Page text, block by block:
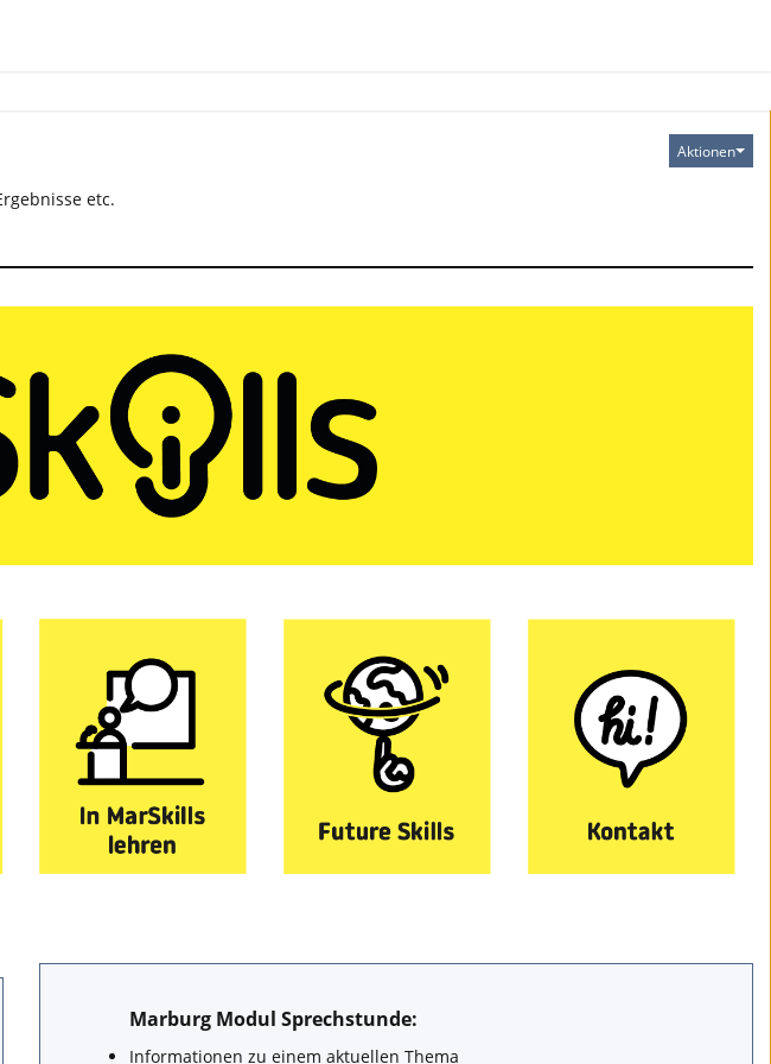
Aktionen
etc.
Marburg Modul Sprechstunde:
Informationen zu einem aktuellen Thema